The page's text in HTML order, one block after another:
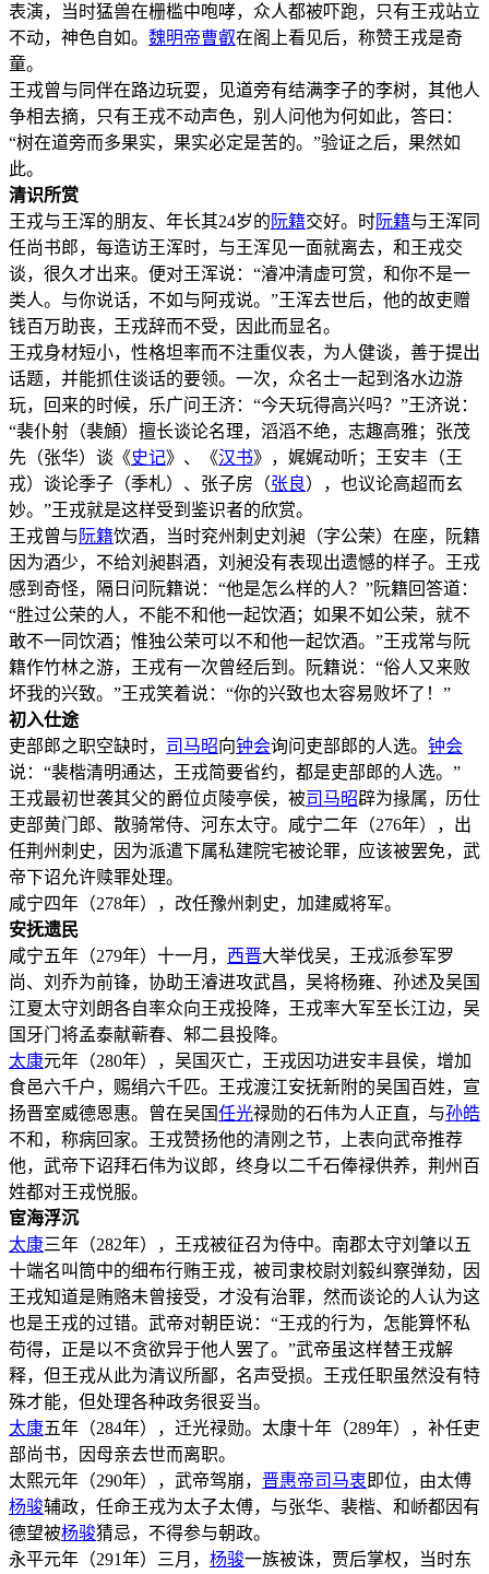
表演，当时猛兽在栅槛中咆哮，众人都被吓跑，只有王戎站立
不动，神色自如。 魏明帝曹叡在阁上看见后，称赞王戎是奇
童。
王戎曾与同伴在路边玩耍，见道旁有结满李子的李树，其他人
争相去摘，只有王戎不动声色，别人问他为何如此，答曰：
“树在道旁而多果实，果实必定是苦的。”验证之后，果然如
此。
清识所赏
王戎与王浑的朋友、年长其24岁的 阮籍交好。时阮籍与王浑同
任尚书郎，每造访王浑时，与王浑见一面就离去，和王戎交
谈，很久才出来。便对王浑说：“濬冲清虚可赏，和你不是一
类人。与你说话，不如与阿戎说。”王浑去世后，他的故吏赠
钱百万助丧，王戎辞而不受，因此而显名。
王戎身材短小，性格坦率而不注重仪表，为人健谈，善于提出
话题，并能抓住谈话的要领。一次，众名士一起到洛水边游
玩，回来的时候，乐广问王济：“今天玩得高兴吗？”王济说：
“裴仆射（裴頠）擅长谈论名理，滔滔不绝，志趣高雅；张茂
先（张华）谈《史记》、《汉书》，娓娓动听；王安丰（王
戎）谈论季子（季札）、张子房（张良），也议论高超而玄
妙。”王戎就是这样受到鉴识者的欣赏。
王戎曾与 阮籍饮酒，当时兖州刺史刘昶（字公荣）在座，阮籍
因为酒少，不给刘昶斟酒，刘昶没有表现出遗憾的样子。王戎
感到奇怪，隔日问阮籍说：“他是怎么样的人？”阮籍回答道：
“胜过公荣的人，不能不和他一起饮酒；如果不如公荣，就不
敢不一同饮酒；惟独公荣可以不和他一起饮酒。”王戎常与阮
籍作竹林之游，王戎有一次曾经后到。阮籍说：“俗人又来败
坏我的兴致。”王戎笑着说：“你的兴致也太容易败坏了！”
初入仕途
吏部郎之职空缺时， 司马昭向钟会询问吏部郎的人选。 钟会
说：“裴楷清明通达，王戎简要省约，都是吏部郎的人选。”
王戎最初世袭其父的爵位贞陵亭侯，被司马昭辟为掾属，历仕
吏部黄门郎、散骑常侍、河东太守。咸宁二年（276年），出
任荆州刺史，因为派遣下属私建院宅被论罪，应该被罢免，武
帝下诏允许赎罪处理。
咸宁四年（278年），改任豫州刺史，加建威将军。
安抚遗民
咸宁五年（279年）十一月， 西晋大举伐吴，王戎派参军罗
尚、刘乔为前锋，协助王濬进攻武昌，吴将杨雍、孙述及吴国
江夏太守刘朗各自率众向王戎投降，王戎率大军至长江边，吴
国牙门将孟泰献蕲春、邾二县投降。
太康元年（280年），吴国灭亡，王戎因功进安丰县侯，增加
食邑六千户，赐绢六千匹。王戎渡江安抚新附的吴国百姓，宣
扬晋室威德恩惠。曾在吴国任光禄勋的石伟为人正直，与孙皓
不和，称病回家。王戎赞扬他的清刚之节，上表向武帝推荐
他，武帝下诏拜石伟为议郎，终身以二千石俸禄供养，荆州百
姓都对王戎悦服。
宦海浮沉
太康三年（282年），王戎被征召为侍中。南郡太守刘肇以五
十端名叫筒中的细布行贿王戎，被司隶校尉刘毅纠察弹劾，因
王戎知道是贿赂未曾接受，才没有治罪，然而谈论的人认为这
也是王戎的过错。武帝对朝臣说：“王戎的行为，怎能算怀私
苟得，正是以不贪欲异于他人罢了。”武帝虽这样替王戎解
释，但王戎从此为清议所鄙，名声受损。王戎任职虽然没有特
殊才能，但处理各种政务很妥当。
太康五年（284年），迁光禄勋。太康十年（289年），补任吏
部尚书，因母亲去世而离职。
太熙元年（290年），武帝驾崩， 晋惠帝司马衷 即位，由太傅
杨骏辅政，任命王戎为太子太傅，与张华、裴楷、和峤都因有
德望被杨骏猜忌，不得参与朝政。
永平元年（291年）三月， 杨骏一族被诛，贾后掌权，当时东